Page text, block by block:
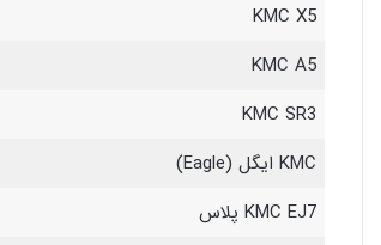
KMC X5
KMC A5
KMC SR3
KMC ایگل (Eagle)
KMC EJ7 پلاس